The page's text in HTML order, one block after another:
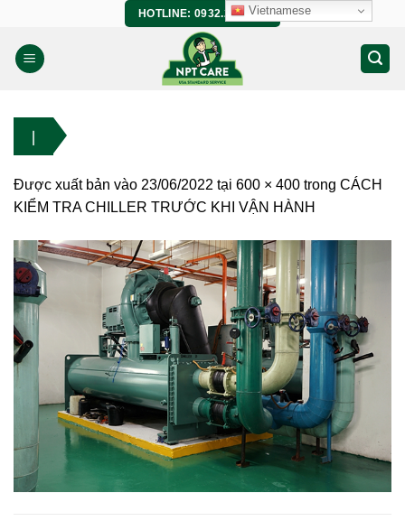
nội
dung
HOTLINE: 0932.266.458
l
Được xuất bản vào 23/06/2022 tại 600 × 400 trong CÁCH
KIỂM TRA CHILLER TRƯỚC KHI VẬN HÀNH
Vietnamese